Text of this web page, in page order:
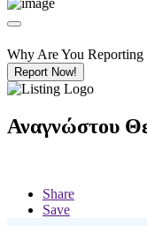
Why Are You Reporting
Report Now!
Αναγνώστου
Share
Save